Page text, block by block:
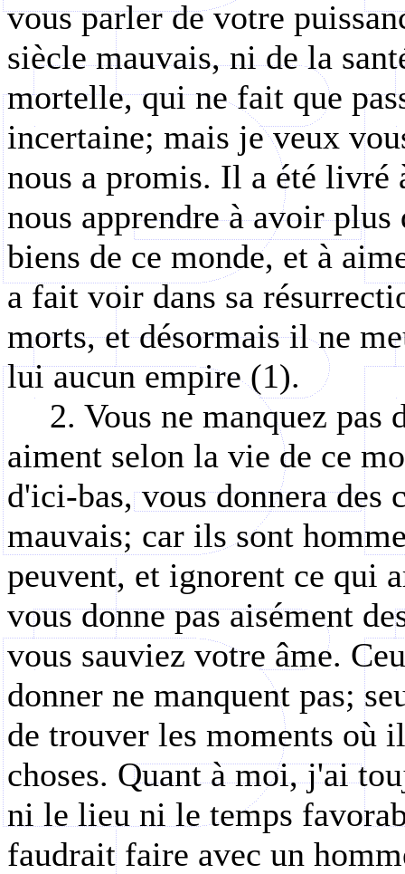
vous parler de votre
siècle mauvais, ni de la
mortelle, qui ne fait que
incertaine; mais je veux
nous a promis. Il a été
nous apprendre à avoir
biens de ce monde, et à
a fait voir dans sa
morts, et désormais il ne
lui aucun empire (1).
2. Vous ne manquez
aiment selon la vie de ce
d'ici-bas, vous donnera des
mauvais; car ils sont
peuvent, et ignorent ce qui
vous donne pas aisément
vous sauviez votre âme.
donner ne manquent pas;
de trouver les moments où
choses. Quant à moi, j'ai
ni le lieu ni le temps
faudrait faire avec un